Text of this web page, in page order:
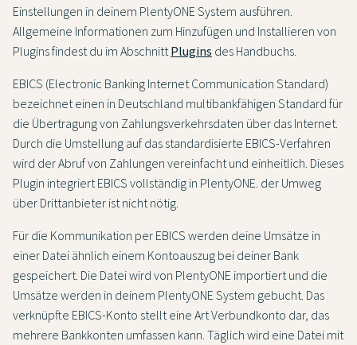
Einstellungen in deinem PlentyONE System ausführen.
Allgemeine Informationen zum Hinzufügen und Installieren von
Plugins findest du im AbschnittPlugins des Handbuchs.
EBICS (Electronic Banking Internet Communication Standard)
bezeichnet einen in Deutschland multibankfähigen Standard für
die Übertragung von Zahlungsverkehrsdaten über das Internet.
Durch die Umstellung auf das standardisierte EBICS-Verfahren
wird der Abruf von Zahlungen vereinfacht und einheitlich. Dieses
Plugin integriert EBICS vollständig in PlentyONE. der Umweg
über Drittanbieter ist nicht nötig.
Für die Kommunikation per EBICS werden deine Umsätze in
einer Datei ähnlich einem Kontoauszug bei deiner Bank
gespeichert. Die Datei wird von PlentyONE importiert und die
Umsätze werden in deinem PlentyONE System gebucht. Das
verknüpfte EBICS-Konto stellt eine Art Verbundkonto dar, das
mehrere Bankkonten umfassen kann. Täglich wird eine Datei mit